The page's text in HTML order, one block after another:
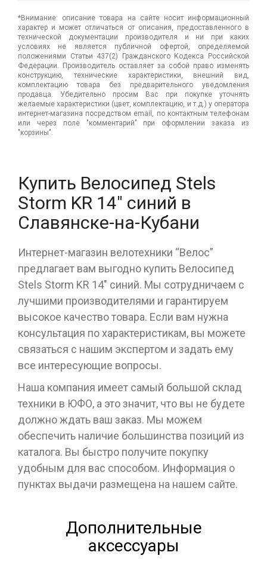
*Внимание: описание товара на сайте носит информационный
характер и может отличаться от описания, предоставленного в
технической документации производителя и ни при каких
условиях не является публичной офертой, определяемой
положениями Статьи 437(2) Гражданского Кодекса Российской
Федерации. Производитель оставляет за собой право изменять
конструкцию, технические характеристики, внешний вид,
комплектацию товара без предварительного уведомления
продавца. Убедительно просим Вас при покупке уточнять
желаемые характеристики (цвет, комплектацию, и т.д.) у оператора
интернет-магазина посредством email, по контактным телефонам
или через поле "комментарий" при оформлении заказа из
"корзины".
Купить Велосипед Stels
Storm KR 14" синий в
Славянске-на-Кубани
Интернет-магазин велотехники “Велос”
предлагает вам выгодно купить Велосипед
Stels Storm KR 14" синий. Мы сотрудничаем с
лучшими производителями и гарантируем
высокое качество товара. Если вам нужна
консультация по характеристикам, вы можете
связаться с нашим экспертом и задать ему
все интересующие вопросы.
Наша компания имеет самый большой склад
техники в ЮФО, а это значит, что вы не будете
должно ждать ваш заказ. Мы можем
обеспечить наличие большинства позиций из
каталога. Вы быстро получите покупку
удобным для вас способом. Информация о
пунктах выдачи размещена на нашем сайте.
Дополнительные
аксессуары